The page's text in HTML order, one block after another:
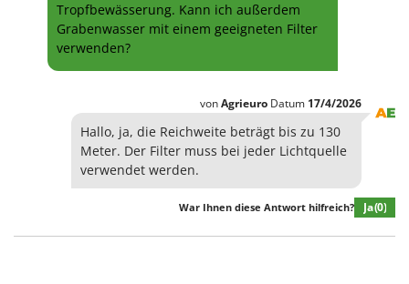
Tropfbewässerung. Kann ich außerdem
Grabenwasser mit einem geeigneten Filter
verwenden?
vonAgrieuro Datum 17/4/2026
Hallo, ja, die Reichweite beträgt bis zu 130
Meter. Der Filter muss bei jeder Lichtquelle
verwendet werden.
War Ihnen diese Antwort hilfreich? Ja(0)